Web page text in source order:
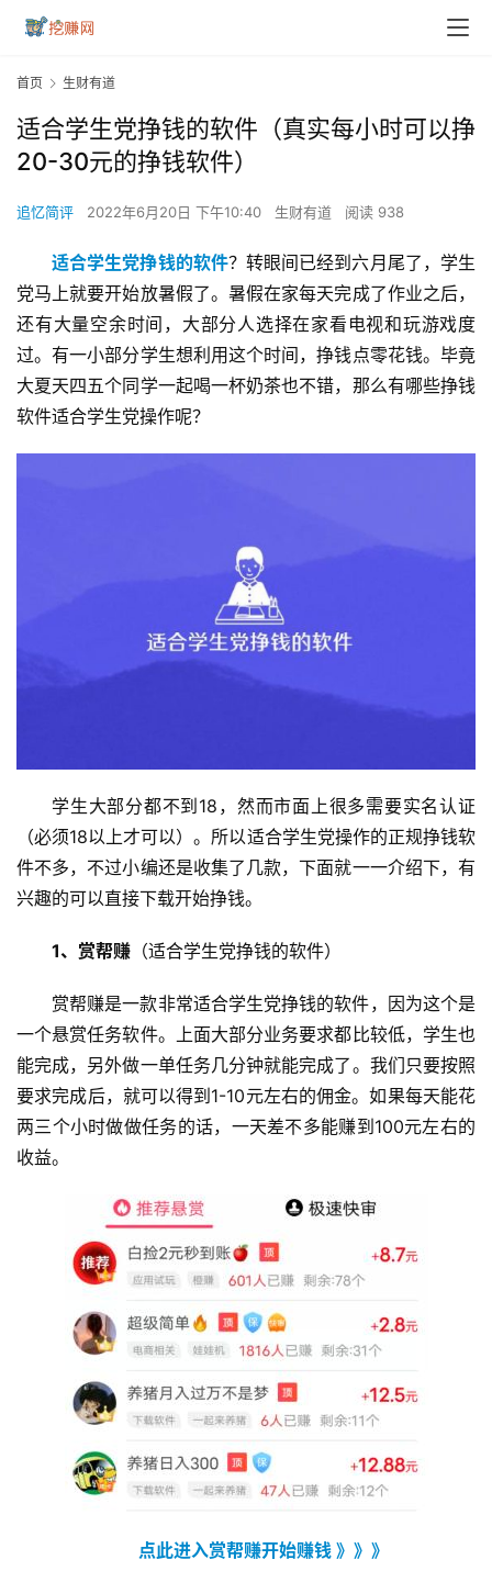
首页 生财有道
适合学生党挣钱的软件（真实每小时可以挣
20-30元的挣钱软件）
追忆简评 2022年6月20日 下午10:40 生财有道 阅读 938
适合学生党挣钱的软件？转眼间已经到六月尾了，学生
党马上就要开始放暑假了。暑假在家每天完成了作业之后，
还有大量空余时间，大部分人选择在家看电视和玩游戏度
过。有一小部分学生想利用这个时间，挣钱点零花钱。毕竟
大夏天四五个同学一起喝一杯奶茶也不错，那么有哪些挣钱
软件适合学生党操作呢？
学生大部分都不到18，然而市面上很多需要实名认证
（必须18以上才可以）。所以适合学生党操作的正规挣钱软
件不多，不过小编还是收集了几款，下面就一一介绍下，有
兴趣的可以直接下载开始挣钱。
1、赏帮赚 （适合学生党挣钱的软件）
赏帮赚是一款非常适合学生党挣钱的软件，因为这个是
一个悬赏任务软件。上面大部分业务要求都比较低，学生也
能完成，另外做一单任务几分钟就能完成了。我们只要按照
要求完成后，就可以得到1-10元左右的佣金。如果每天能花
两三个小时做做任务的话，一天差不多能赚到100元左右的
收益。
点此进入赏帮赚开始赚钱 》》》